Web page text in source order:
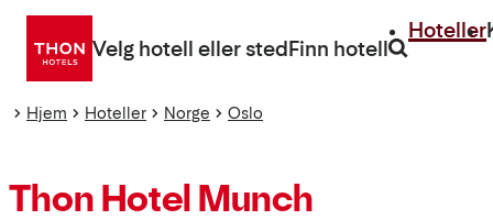
Gå
direkte
Velg hotell eller stedFinn hotell
Hoteller
Hjem Hoteller Norge Oslo
Thon Hotel Munch